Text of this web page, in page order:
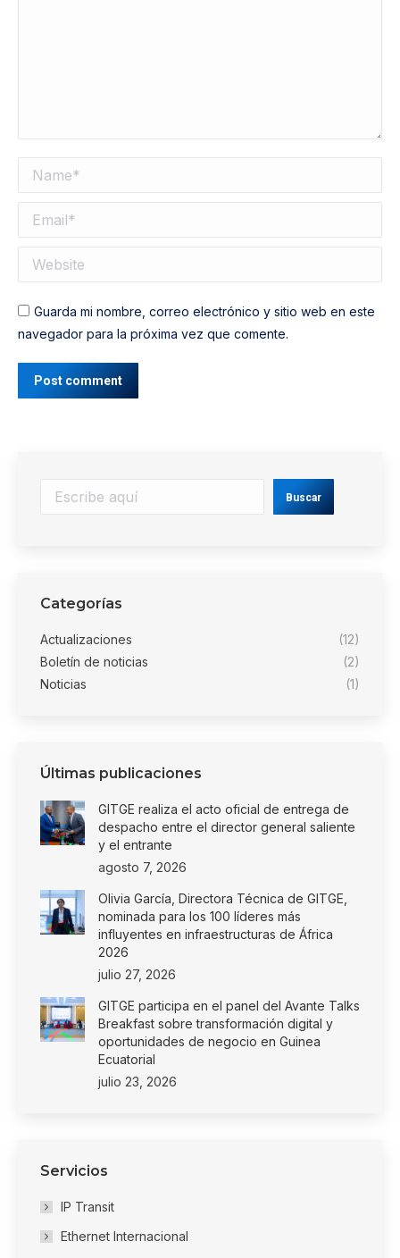
Guarda mi nombre, correo electrónico y sitio web en este
navegador para la próxima vez que comente.
Post comment
Buscar Buscar
Categorías
Actualizaciones
(12)
Boletín de noticias
(2)
Noticias
(1)
Últimas publicaciones
GITGE realiza el acto oficial de entrega de
despacho entre el director general saliente
y el entrante
agosto 7, 2026
Olivia García, Directora Técnica de GITGE,
nominada para los 100 líderes más
influyentes en infraestructuras de África
2026
julio 27, 2026
GITGE participa en el panel del Avante Talks
Breakfast sobre transformación digital y
oportunidades de negocio en Guinea
Ecuatorial
julio 23, 2026
Servicios
IP Transit
Ethernet Internacional